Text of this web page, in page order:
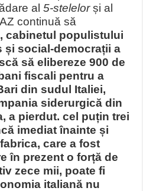
al5-stelelorși al
continuă să
cabinetul populistului
și social-democrații a
să elibereze 900 de
fiscali pentru a
din sudul Italiei,
siderurgică din
a pierdut. cel puțin trei
imediat înainte și
care a fost
în prezent o forță de
zece mii, poate fi
italiană nu